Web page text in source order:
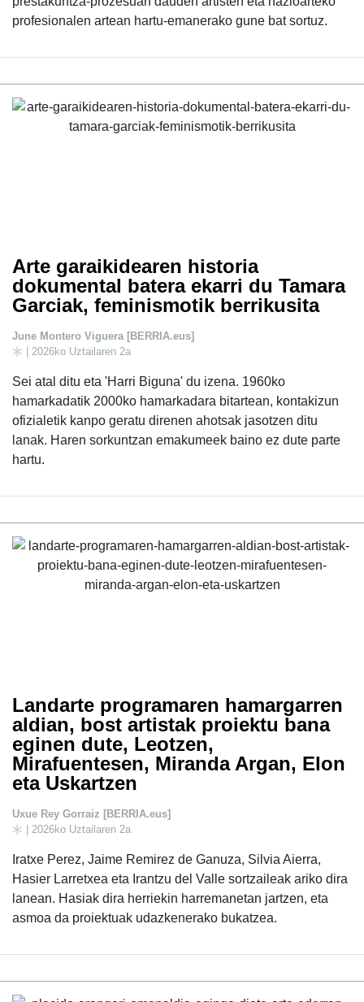
profesionalen artean hartu-emanerako gune bat sortuz.
Arte garaikidearen historia
dokumental batera ekarri du Tamara
Garciak, feminismotik berrikusita
June Montero Viguera [BERRIA.eus]
| 2026ko Uztailaren 2a
Sei atal ditu eta 'Harri Biguna' du izena. 1960ko
hamarkadatik 2000ko hamarkadara bitartean, kontakizun
ofizialetik kanpo geratu direnen ahotsak jasotzen ditu
lanak. Haren sorkuntzan emakumeek baino ez dute parte
hartu.
Landarte programaren hamargarren
aldian, bost artistak proiektu bana
eginen dute, Leotzen,
Mirafuentesen, Miranda Argan, Elon
eta Uskartzen
Uxue Rey Gorraiz [BERRIA.eus]
| 2026ko Uztailaren 2a
Iratxe Perez, Jaime Remirez de Ganuza, Silvia Aierra,
Hasier Larretxea eta Irantzu del Valle sortzaileak ariko dira
lanean. Hasiak dira herriekin harremanetan jartzen, eta
asmoa da proiektuak udazkenerako bukatzea.